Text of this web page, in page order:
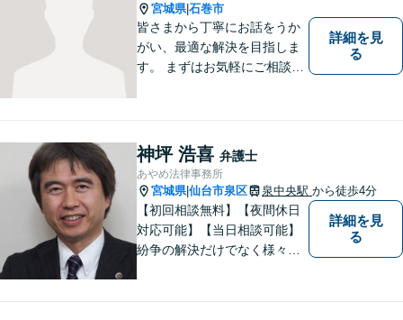
宮城県|石巻市
皆さまから丁寧にお話をうか
がい、最適な解決を目指しま
す。 まずはお気軽にご相談く
詳細を見
る
神坪 浩喜 弁護士
あやめ法律事務所
宮城県|仙台市泉区 泉中央駅 から徒歩4分
【初回相談無料】【夜間休日
対応可能】【当日相談可能】
紛争の解決だけでなく様々な
詳細を見
る